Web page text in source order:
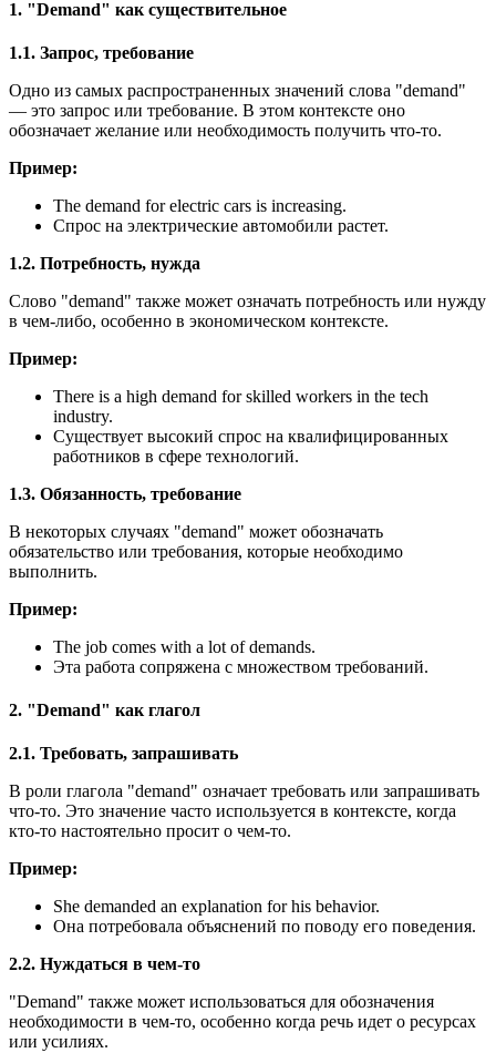
1. "Demand" как существительное
1.1. Запрос, требование
Одно из самых распространенных значений слова "demand"
— это запрос или требование. В этом контексте оно
обозначает желание или необходимость получить что-то.
Пример:
The demand for electric cars is increasing.
Спрос на электрические автомобили растет.
1.2. Потребность, нужда
Слово "demand" также может означать потребность или нужду
в чем-либо, особенно в экономическом контексте.
Пример:
There is a high demand for skilled workers in the tech
industry.
Существует высокий спрос на квалифицированных
работников в сфере технологий.
1.3. Обязанность, требование
В некоторых случаях "demand" может обозначать
обязательство или требования, которые необходимо
выполнить.
Пример:
The job comes with a lot of demands.
Эта работа сопряжена с множеством требований.
2. "Demand" как глагол
2.1. Требовать, запрашивать
В роли глагола "demand" означает требовать или запрашивать
что-то. Это значение часто используется в контексте, когда
кто-то настоятельно просит о чем-то.
Пример:
She demanded an explanation for his behavior.
Она потребовала объяснений по поводу его поведения.
2.2. Нуждаться в чем-то
"Demand" также может использоваться для обозначения
необходимости в чем-то, особенно когда речь идет о ресурсах
или усилиях.